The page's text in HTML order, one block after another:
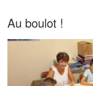
Au boulot !